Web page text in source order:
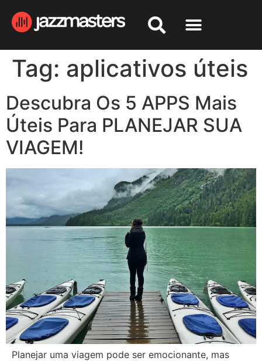
Tag: aplicativos úteis
Descubra Os 5 APPS Mais
Úteis Para PLANEJAR SUA
VIAGEM!
Planejar uma viagem pode ser emocionante, mas